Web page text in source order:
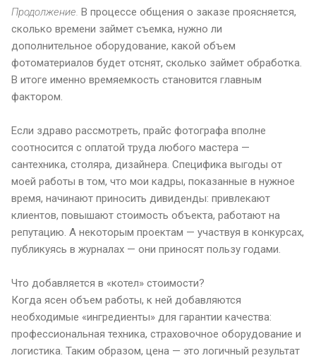
Продолжение. В процессе общения о заказе проясняется,
сколько времени займет съемка, нужно ли
дополнительное оборудование, какой объем
фотоматериалов будет отснят, сколько займет обработка.
В итоге именно времяемкость становится главным
фактором.
Если здраво рассмотреть, прайс фотографа вполне
соотносится с оплатой труда любого мастера —
сантехника, столяра, дизайнера. Специфика выгоды от
моей работы в том, что мои кадры, показанные в нужное
время, начинают приносить дивиденды: привлекают
клиентов, повышают стоимость объекта, работают на
репутацию. А некоторым проектам — участвуя в конкурсах,
публикуясь в журналах — они приносят пользу годами.
Что добавляется в «котел» стоимости?
Когда ясен объем работы, к ней добавляются
необходимые «ингредиенты» для гарантии качества:
профессиональная техника, страховочное оборудование и
логистика. Таким образом, цена — это логичный результат